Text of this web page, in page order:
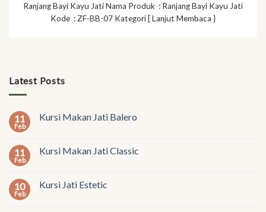
Latest Posts
11
Feb
Kursi Makan Jati Balero
11
Feb
Kursi Makan Jati Classic
10
Feb
Kursi Jati Estetic
Ranjang Bayi Kayu Jati Nama Produk : Ranjang Bayi Kayu Jati
Kode : ZF-BB-07 Kategori [ Lanjut Membaca }